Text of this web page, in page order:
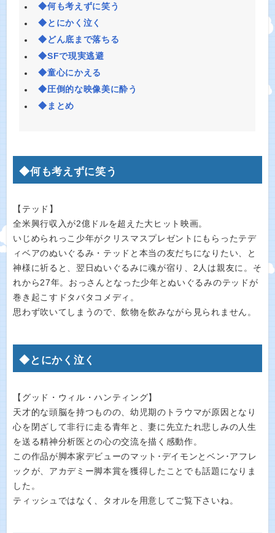
◆何も考えずに笑う
◆とにかく泣く
◆どん底まで落ちる
◆SFで現実逃避
◆童心にかえる
◆圧倒的な映像美に酔う
◆まとめ
◆何も考えずに笑う
【テッド】
全米興行収入が2億ドルを超えた大ヒット映画。
いじめられっこ少年がクリスマスプレゼントにもらったテデ
ィベアのぬいぐるみ・テッドと本当の友だちになりたい、と
神様に祈ると、翌日ぬいぐるみに魂が宿り、2人は親友に。そ
れから27年。おっさんとなった少年とぬいぐるみのテッドが
巻き起こすドタバタコメディ。
思わず吹いてしまうので、飲物を飲みながら見られません。
◆とにかく泣く
【グッド・ウィル・ハンティング】
天才的な頭脳を持つものの、幼児期のトラウマが原因となり
心を閉ざして非行に走る青年と、妻に先立たれ悲しみの人生
を送る精神分析医との心の交流を描く感動作。
この作品が脚本家デビューのマット･デイモンとベン･アフレ
ックが、アカデミー脚本賞を獲得したことでも話題になりま
した。
ティッシュではなく、タオルを用意してご覧下さいね。